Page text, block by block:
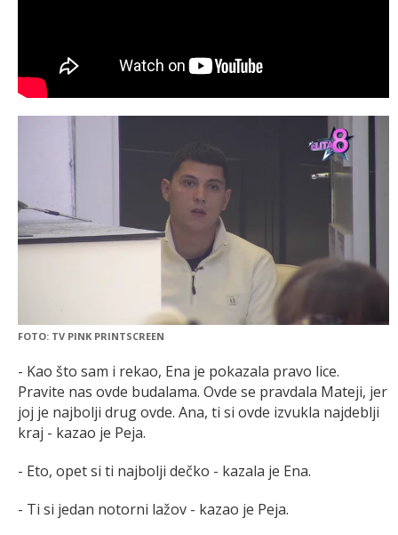
FOTO: TV PINK PRINTSCREEN
- Kao što sam i rekao, Ena je pokazala pravo lice.
Pravite nas ovde budalama. Ovde se pravdala Mateji, jer
joj je najbolji drug ovde. Ana, ti si ovde izvukla najdeblji
kraj - kazao je Peja.
- Eto, opet si ti najbolji dečko - kazala je Ena.
- Ti si jedan notorni lažov - kazao je Peja.